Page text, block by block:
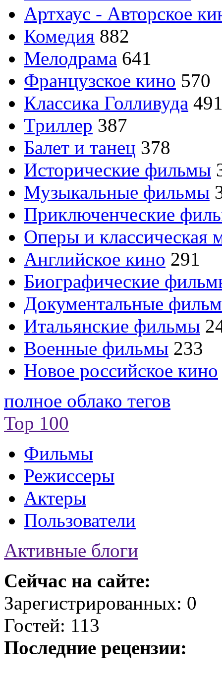
Артхаус - Авторское
Комедия 882
Мелодрама 641
Французское кино 570
Классика Голливуда
Триллер 387
Балет и танец 378
Исторические фильмы
Музыкальные фильмы
Приключенческие
Оперы и классическая
Английское кино 291
Биографические
Документальные
Итальянские фильмы
Военные фильмы 233
Новое российское кино
полное облако тегов
Top 100
Фильмы
Режиссеры
Актеры
Пользователи
Активные блоги
Сейчас на сайте:
Зарегистрированных: 0
Гостей: 113
Последние рецензии: